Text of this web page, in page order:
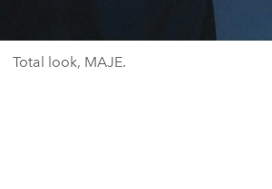
Total look, MAJE.